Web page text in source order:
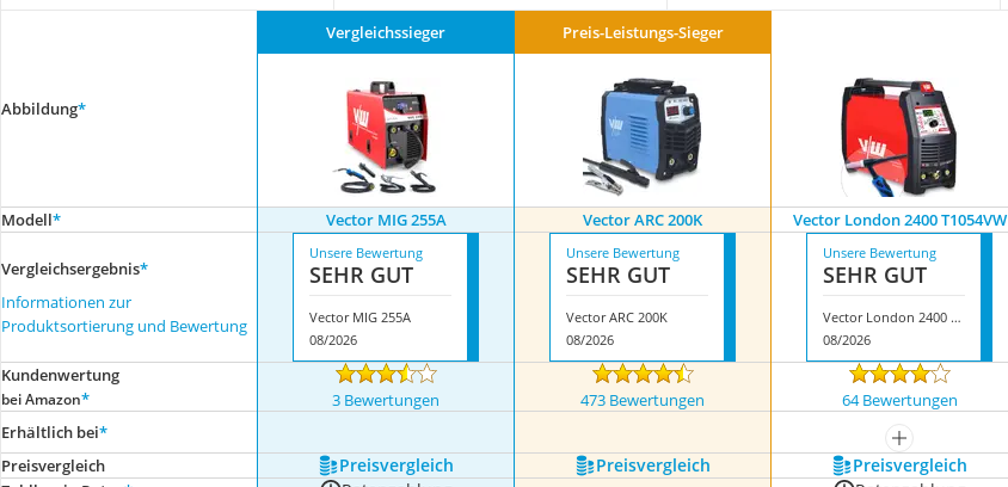
Service
Abbildung*
Vergleichssieger Preis-Leistungs-Sieger
Modell* Vector MIG 255A Vector ARC 200K Vector London 2400 T1054VW
Vergleichsergebnis*
Informationen zur
Produktsortierung und Bewertung
Unsere Bewertung
SEHR GUT
Vector MIG 255A
08/2026
Unsere Bewertung
SEHR GUT
Vector ARC 200K
08/2026
Unsere Bewertung
SEHR GUT
Vector London 2400 T1054VW
08/2026
Kundenwertung
bei Amazon* 3 Bewertungen 473 Bewertungen 64 Bewertungen
Erhältlich bei*
mehr anzeigen
Preis­vergleich
Preis­vergleich Preis­vergleich Preis­vergleich